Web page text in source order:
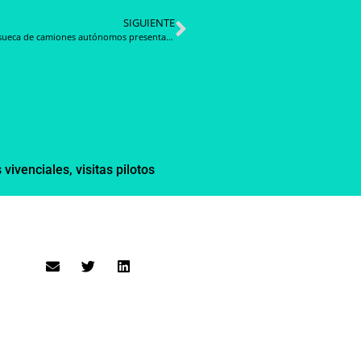
SIGUIENTE
Startup sueca de camiones autónomos presenta sus nuevos Autonomous Electric Transport
vivenciales, visitas pilotos